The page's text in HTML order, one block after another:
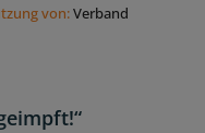
von:Verband